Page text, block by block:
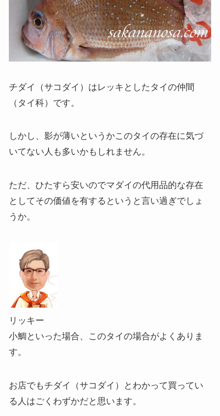
チダイ（サコダイ）はレッキとしたタイの仲間
（タイ科）です。
しかし、影が薄いというかこのタイの存在に気づ
いてない人も多いかもしれません。
ただ、ひたすら安いのでマダイの代用品的な存在
としてその価値を有するというと言い過ぎでしょ
うか。
リッキー
小鯛といった場合、このタイの場合がよくありま
す。
お店でもチダイ（サコダイ）とわかって買ってい
る人はごくわずかだと思います。